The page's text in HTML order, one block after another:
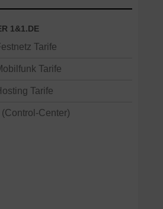
1&1.DE
Tarife
Tarife
Tarife
Center)